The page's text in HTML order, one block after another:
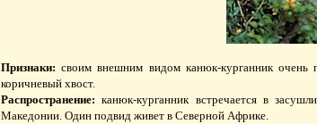
Признаки:своим внешним видом канюк-курганник очень
коричневый хвост.
Распространение:канюк-курганник встречается в
Македонии. Один подвид живет в Северной Африке.